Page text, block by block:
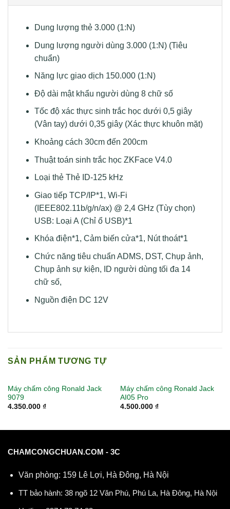
Dung lượng thẻ 3.000 (1:N)
Dung lượng người dùng 3.000 (1:N) (Tiêu
chuẩn)
Năng lực giao dịch 150.000 (1:N)
Độ dài mật khẩu người dùng 8 chữ số
Tốc độ xác thực sinh trắc học dưới 0,5 giây
(Vân tay) dưới 0,35 giây (Xác thực khuôn mặt)
Khoảng cách 30cm đến 200cm
Thuật toán sinh trắc học ZKFace V4.0
Loại thẻ Thẻ ID-125 kHz
Giao tiếp TCP/IP*1, Wi-Fi
(IEEE802.11b/g/n/ax) @ 2,4 GHz (Tùy chọn)
USB: Loại A (Chỉ ổ USB)*1
Khóa điện*1, Cảm biến cửa*1, Nút thoát*1
Chức năng tiêu chuẩn ADMS, DST, Chụp ảnh,
Chụp ảnh sự kiện, ID người dùng tối đa 14
chữ số,
Nguồn điện DC 12V
SẢN PHẨM TƯƠNG TỰ
Máy chấm công Ronald Jack
9079
4.350.000 ₫
Máy chấm công Ronald Jack
AI05 Pro
4.500.000 ₫
CHAMCONGCHUAN.COM - 3C
Văn phòng: 159 Lê Lợi, Hà Đông, Hà Nội
TT bảo hành: 38 ngõ 12 Văn Phú, Phú La, Hà Đông, Hà Nội